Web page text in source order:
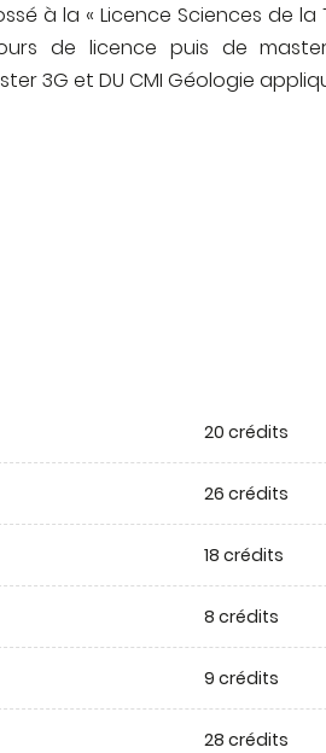
à la « Licence Sciences de la
de licence puis de
3G et DU CMI Géologie
20 crédits
26 crédits
18 crédits
8 crédits
9 crédits
28 crédits